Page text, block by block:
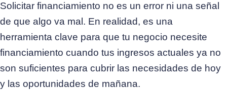
Solicitar financiamiento no es un error ni una señal
de que algo va mal. En realidad, es una
herramienta clave para que tu negocio necesite
financiamiento cuando tus ingresos actuales ya no
son suficientes para cubrir las necesidades de hoy
y las oportunidades de mañana.